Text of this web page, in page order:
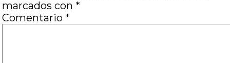
marcados con *
Comentario *